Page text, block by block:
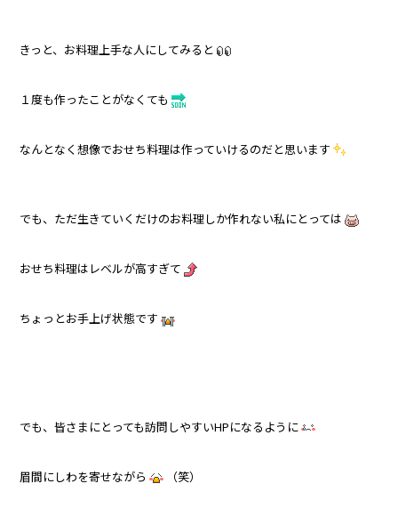
きっと、お料理上手な人にしてみると
１度も作ったことがなくても
なんとなく想像でおせち料理は作っていけるのだと思います
でも、ただ生きていくだけのお料理しか作れない私にとっては
おせち料理はレベルが高すぎて
ちょっとお手上げ状態です
でも、皆さまにとっても訪問しやすいHPになるように
眉間にしわを寄せながら （笑）